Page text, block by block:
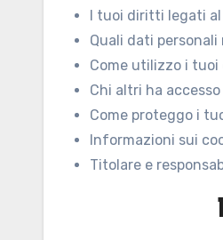
I tuoi diritti legati
Quali dati personali
Come utilizzo i tuoi
Chi altri ha
Come proteggo i
Informazioni sui
Titolare e